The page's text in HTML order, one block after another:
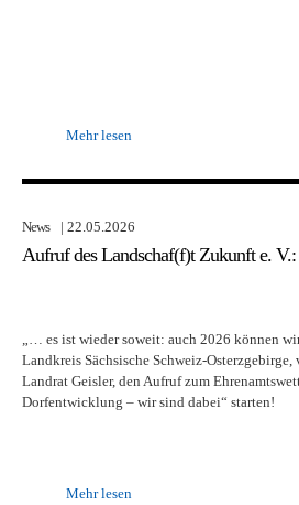
Mehr lesen
News | 22.05.2026
Aufruf des Landschaf(f)t Zukunft e. V.:
„… es ist wieder soweit: auch 2026 können
Landkreis Sächsische Schweiz-Osterzgebirge,
Landrat Geisler, den Aufruf zum
Dorfentwicklung – wir sind dabei“ starten!
Mehr lesen